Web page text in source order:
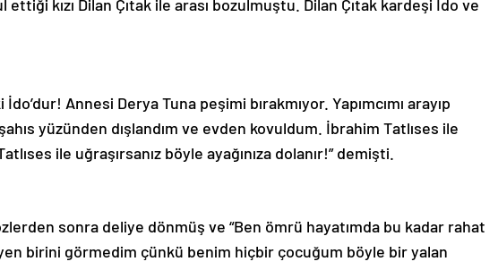
ettiği kızı Dilan Çıtak ile arası bozulmuştu. Dilan Çıtak kardeşi İdo ve
Annesi Derya Tuna peşimi bırakmıyor. Yapımcımı arayıp
yüzünden dışlandım ve evden kovuldum. İbrahim Tatlıses ile
ile uğraşırsanız böyle ayağınıza dolanır!” demişti.
sonra deliye dönmüş ve “Ben ömrü hayatımda bu kadar rahat
birini görmedim çünkü benim hiçbir çocuğum böyle bir yalan